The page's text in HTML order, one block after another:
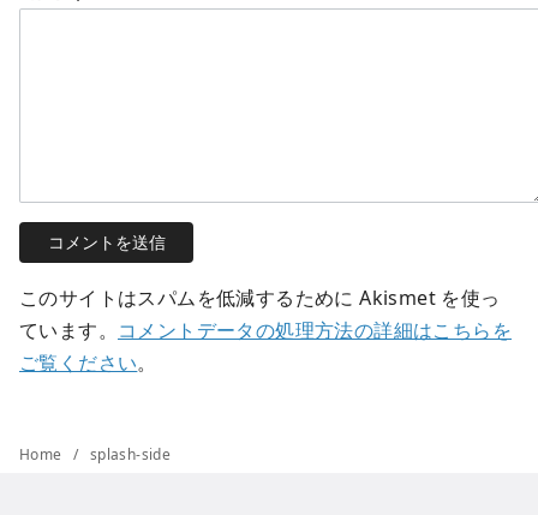
このサイトはスパムを低減するために Akismet を使っ
ています。 コメントデータの処理方法の詳細はこちらを
ご覧ください。
Home splash-side